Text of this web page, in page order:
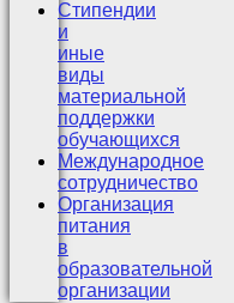
Стипендии
и
иные
виды
материальной
поддержки
обучающихся
Международное
сотрудничество
Организация
питания
в
образовательной
организации